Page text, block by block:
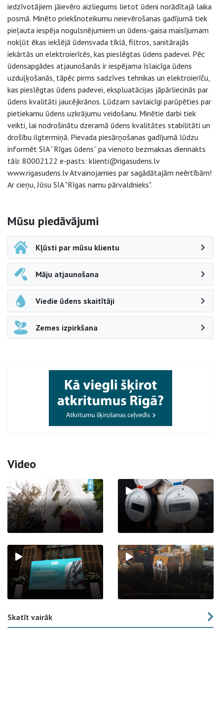
iedzīvotājiem jāievēro aizliegums lietot ūdeni norādītajā laika
posmā. Minēto priekšnoteikumu neievērošanas gadījumā tiek
pieļauta iespēja nogulsnējumiem un ūdens-gaisa maisījumam
nokļūt ēkas iekšējā ūdensvada tīklā, filtros, sanitārajās
iekārtās un elektroierīcēs, kas pieslēgtas ūdens padevei. Pēc
ūdensapgādes atjaunošanās ir iespējama īslaicīga ūdens
uzduļķošanās, tāpēc pirms sadzīves tehnikas un elektroierīču,
kas pieslēgtas ūdens padevei, ekspluatācijas jāpārliecinās par
ūdens kvalitāti jaucējkrānos. Lūdzam savlaicīgi parūpēties par
pietiekamu ūdens uzkrājumu veidošanu. Minētie darbi tiek
veikti, lai nodrošinātu dzeramā ūdens kvalitātes stabilitāti un
drošību ilgtermiņā. Pievada piesārņošanas gadījumā lūdzu
informēt SIA “Rīgas ūdens” pa vienoto bezmaksas diennakts
tālr. 80002122 e-pasts: klienti@rigasudens.lv
www.rigasudens.lv Atvainojamies par sagādātajām neērtībām!
Ar cieņu, Jūsu SIA "Rīgas namu pārvaldnieks".
Sāna navigācija
Mūsu piedāvājumi
Kļūsti par mūsu klientu
Māju atjaunošana
Viedie ūdens skaitītāji
Zemes izpirkšana
Video
Skatīt vairāk